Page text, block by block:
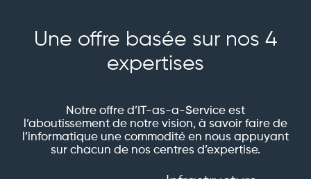
Une offre basée sur nos 4
expertises
Notre offre d’IT-as-a-Service est
l’aboutissement de notre vision, à savoir faire de
l’informatique une commodité en nous appuyant
sur chacun de nos centres d’expertise.